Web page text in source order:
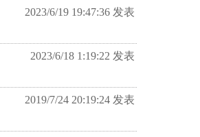
2023/6/19 19:47:36 发表
2023/6/18 1:19:22 发表
2019/7/24 20:19:24 发表